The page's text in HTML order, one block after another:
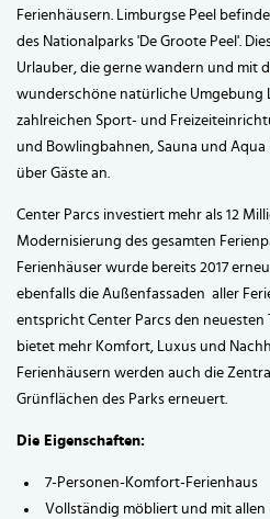
Ferienhäusern. Limburgse Peel
des Nationalparks 'De Groote Peel'.
Urlauber, die gerne wandern und mit
wunderschöne natürliche Umgebung
zahlreichen Sport- und
und Bowlingbahnen, Sauna und
über Gäste an.
Center Parcs investiert mehr als 12
Modernisierung des gesamten
Ferienhäuser wurde bereits 2017
ebenfalls die Außenfassaden aller
entspricht Center Parcs den neuesten
bietet mehr Komfort, Luxus und
Ferienhäusern werden auch die
Grünflächen des Parks erneuert.
Die Eigenschaften:
7-Personen-Komfort-Ferienhaus
Vollständig möbliert und mit